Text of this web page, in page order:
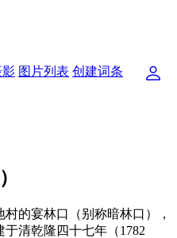
影 图片列表 创建词条
的宴林口（别称暗林口），
清乾隆四十七年（1782